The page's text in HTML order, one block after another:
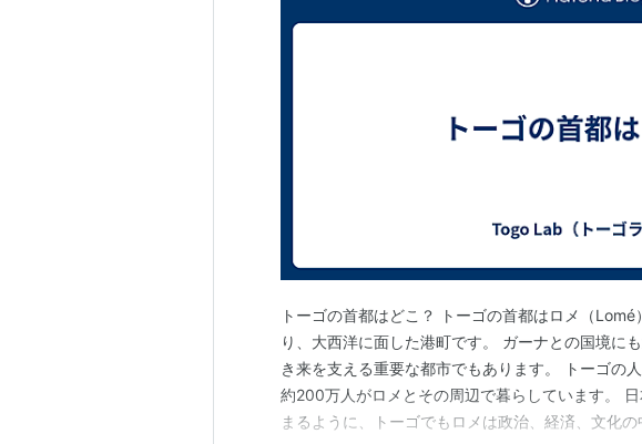
トーゴの首都はどこ？ トーゴの首都はロメ（
り、大西洋に面した港町です。 ガーナとの国境に
き来を支える重要な都市でもあります。 トーゴの
約200万人がロメとその周辺で暮らしています。
まるように、トーゴでもロメは政治、経済、文化